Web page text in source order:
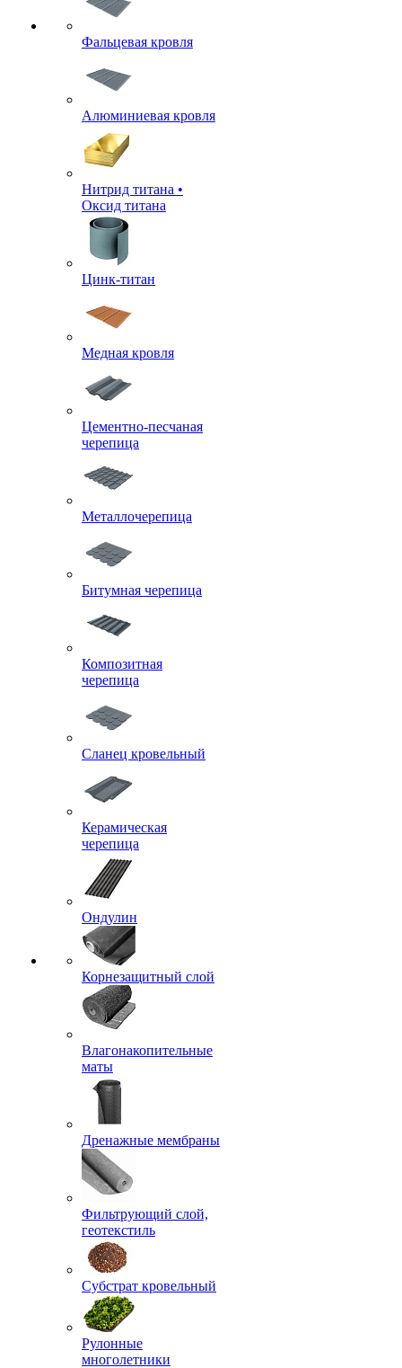
Фальцевая кровля
Алюминиевая кровля
Нитрид титана •
Оксид титана
Цинк-титан
Медная кровля
Цементно-песчаная
черепица
Металлочерепица
Битумная черепица
Композитная
черепица
Сланец кровельный
Керамическая
черепица
Ондулин
Корнезащитный слой
Влагонакопительные
маты
Дренажные мембраны
Фильтрующий слой,
геотекстиль
Субстрат кровельный
Рулонные
многолетники